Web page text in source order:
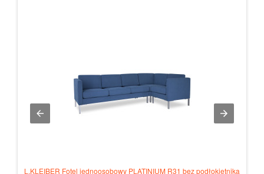
L.KLEIBER Fotel jednoosobowy PLATINIUM R31 bez podłokietnika